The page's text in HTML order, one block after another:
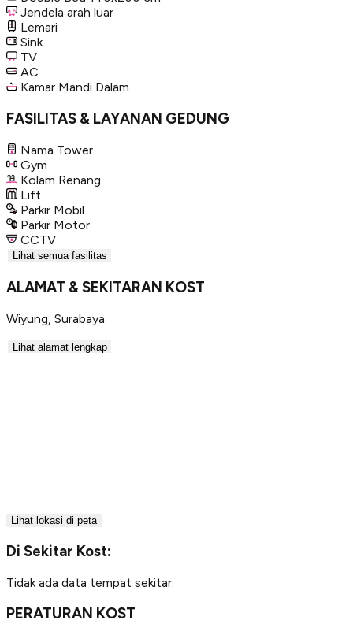
Jendela arah luar
Lemari
Sink
TV
AC
Kamar Mandi Dalam
FASILITAS & LAYANAN GEDUNG
Nama Tower
Gym
Kolam Renang
Lift
Parkir Mobil
Parkir Motor
CCTV
Lihat semua fasilitas
ALAMAT & SEKITARAN KOST
Wiyung Surabaya
Lihat alamat lengkap
Lihat lokasi di peta
Di Sekitar Kost:
Tidak ada data tempat sekitar.
PERATURAN KOST